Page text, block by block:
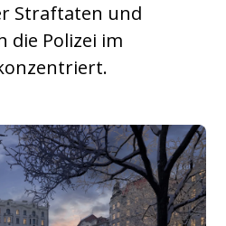
Straftaten und
die Polizei im